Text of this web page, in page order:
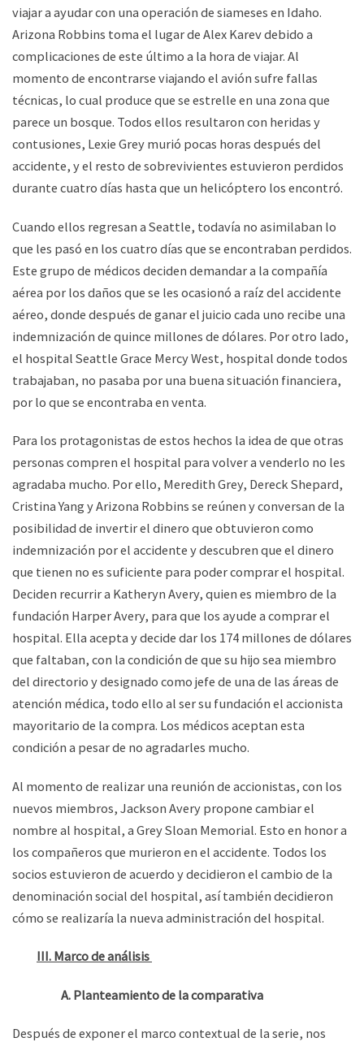
viajar a ayudar con una operación de siameses en Idaho.
Arizona Robbins toma el lugar de Alex Karev debido a
complicaciones de este último a la hora de viajar. Al
momento de encontrarse viajando el avión sufre fallas
técnicas, lo cual produce que se estrelle en una zona que
parece un bosque. Todos ellos resultaron con heridas y
contusiones, Lexie Grey murió pocas horas después del
accidente, y el resto de sobrevivientes estuvieron perdidos
durante cuatro días hasta que un helicóptero los encontró.
Cuando ellos regresan a Seattle, todavía no asimilaban lo
que les pasó en los cuatro días que se encontraban perdidos.
Este grupo de médicos deciden demandar a la compañía
aérea por los daños que se les ocasionó a raíz del accidente
aéreo, donde después de ganar el juicio cada uno recibe una
indemnización de quince millones de dólares. Por otro lado,
el hospital Seattle Grace Mercy West, hospital donde todos
trabajaban, no pasaba por una buena situación financiera,
por lo que se encontraba en venta.
Para los protagonistas de estos hechos la idea de que otras
personas compren el hospital para volver a venderlo no les
agradaba mucho. Por ello, Meredith Grey, Dereck Shepard,
Cristina Yang y Arizona Robbins se reúnen y conversan de la
posibilidad de invertir el dinero que obtuvieron como
indemnización por el accidente y descubren que el dinero
que tienen no es suficiente para poder comprar el hospital.
Deciden recurrir a Katheryn Avery, quien es miembro de la
fundación Harper Avery, para que los ayude a comprar el
hospital. Ella acepta y decide dar los 174 millones de dólares
que faltaban, con la condición de que su hijo sea miembro
del directorio y designado como jefe de una de las áreas de
atención médica, todo ello al ser su fundación el accionista
mayoritario de la compra. Los médicos aceptan esta
condición a pesar de no agradarles mucho.
Al momento de realizar una reunión de accionistas, con los
nuevos miembros, Jackson Avery propone cambiar el
nombre al hospital, a Grey Sloan Memorial. Esto en honor a
los compañeros que murieron en el accidente. Todos los
socios estuvieron de acuerdo y decidieron el cambio de la
denominación social del hospital, así también decidieron
cómo se realizaría la nueva administración del hospital.
III. Marco de análisis
A. Planteamiento de la comparativa
Después de exponer el marco contextual de la serie, nos